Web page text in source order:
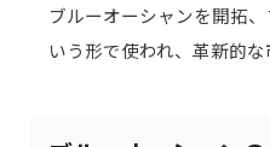
ブルーオーシャンを開拓
いう形で使われ、革新的な